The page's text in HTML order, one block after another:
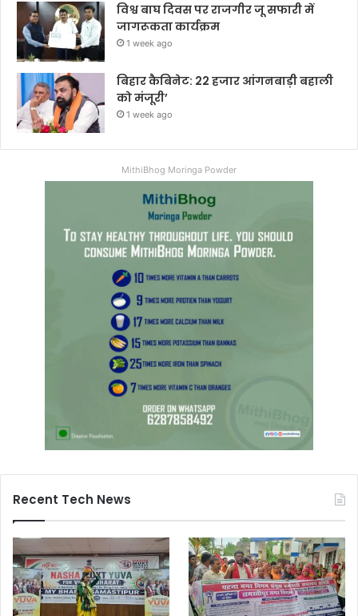
विश्व बाघ दिवस पर राजगीर जू सफारी में
जागरूकता कार्यक्रम
1 week ago
बिहार कैबिनेट: 22 हजार आंगनबाड़ी बहाली
को मंजूरी’
1 week ago
MithiBhog Moringa Powder
Recent Tech News